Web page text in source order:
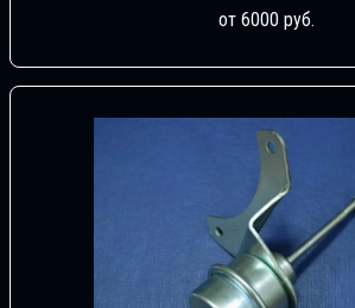
от 6000 руб.